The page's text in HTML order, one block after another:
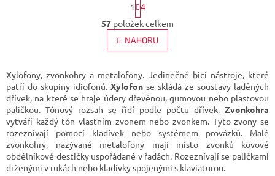
O
v
l
á
a
c
í
p
r
v
k
y
v
t
r
á
n
k
v
á
í
1
4
57 položek celkem
NAHORU
Xylofony, zvonkohry a metalofony. Jedinečné bicí nástroje, které
patří do skupiny idiofonů. Xylofon se skládá ze soustavy laděných
dřívek, na které se hraje údery dřevěnou, gumovou nebo plastovou
paličkou. Tónový rozsah se řídí podle počtu dřívek. Zvonkohra
vytváří každý tón vlastním zvonem nebo zvonkem. Tyto zvony se
rozeznívají pomocí kladívek nebo systémem provázků. Malé
zvonkohry, nazývané metalofony mají místo zvonků kovové
obdélníkové destičky uspořádané v řadách. Rozeznívají se paličkami
drženými v rukách nebo kladívky spojenými s klaviaturou.